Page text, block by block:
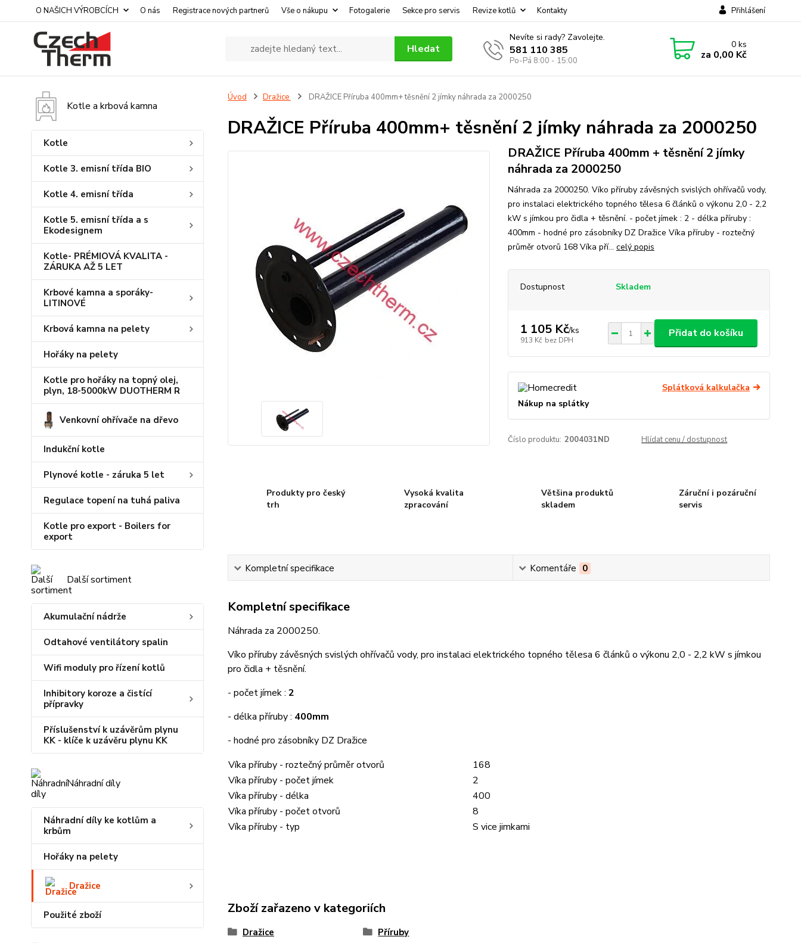
O NAŠICH VÝROBCÍCH O nás Registrace nových partnerů Vše o nákupu Fotogalerie Sekce pro servis Revize kotlů Kontakty Přihlášení
Hledat
Nevíte si rady? Zavolejte.
581 110 385
Po-Pá 8:00 - 15:00
0ks
za 0,00 Kč
Kotle a krbová kamna
Kotle
Kotle 3. emisní třída BIO
Kotle 4. emisní třída
Kotle 5. emisní třída a s
Ekodesignem
Kotle- PRÉMIOVÁ KVALITA -
ZÁRUKA AŽ 5 LET
Krbové kamna a sporáky-
LITINOVÉ
Krbová kamna na pelety
Hořáky na pelety
Kotle pro hořáky na topný olej,
plyn, 18-5000kW DUOTHERM R
Venkovní ohřívače na dřevo
Indukční kotle
Plynové kotle - záruka 5 let
Regulace topení na tuhá paliva
Kotle pro export - Boilers for
export
Další sortiment
Akumulační nádrže
Odtahové ventilátory spalin
Wifi moduly pro řízení kotlů
Inhibitory koroze a čistící
přípravky
Příslušenství k uzávěrům plynu
KK - klíče k uzávěru plynu KK
Náhradní díly
Náhradní díly ke kotlům a
krbům
Hořáky na pelety
Dražice
Použité zboží
Úvod Dražice DRAŽICE Příruba 400mm+ těsnění 2 jímky náhrada za 2000250
DRAŽICE Příruba 400mm+ těsnění 2 jímky náhrada za 2000250
DRAŽICE Příruba 400mm + těsnění 2 jímky
náhrada za 2000250
Náhrada za 2000250. Víko příruby závěsných svislých ohřívačů vody,
pro instalaci elektrického topného tělesa 6 článků o výkonu 2,0 - 2,2
kW s jímkou pro čidla + těsnění. - počet jímek : 2 - délka příruby :
400mm - hodné pro zásobníky DZ Dražice Víka příruby - roztečný
průměr otvorů 168 Víka pří... celý popis
Dostupnost Skladem
1 105 Kč/ks
913 Kč bez DPH
Přidat do košíku
Splátková kalkulačka
Nákup na splátky
Číslo produktu: 2004031ND Hlídat cenu / dostupnost
Produkty pro český
trh
Vysoká kvalita
zpracování
Většina produktů
skladem
Záruční i pozáruční
servis
Kompletní specifikace Komentáře 0
Kompletní specifikace
Náhrada za 2000250.
Víko příruby závěsných svislých ohřívačů vody, pro instalaci elektrického topného tělesa 6 článků o výkonu 2,0 - 2,2 kW s jímkou
pro čidla + těsnění.
- počet jímek : 2
- délka příruby : 400mm
- hodné pro zásobníky DZ Dražice
Víka příruby - roztečný průměr otvorů
168
Víka příruby - počet jímek
2
Víka příruby - délka
400
Víka příruby - počet otvorů
8
Víka příruby - typ
S vice jimkami
Zboží zařazeno v kategoriích
Dražice Příruby